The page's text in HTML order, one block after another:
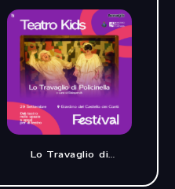
Lo Travaglio di